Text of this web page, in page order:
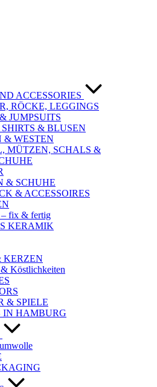
ACCESSORIES
RÖCKE, LEGGINGS
JUMPSUITS
& BLUSEN
& WESTEN
MÜTZEN, SCHALS &
& SCHUHE
& ACCESSOIRES
fix & fertig
KERAMIK
KERZEN
Köstlichkeiten
& SPIELE
IN HAMBURG